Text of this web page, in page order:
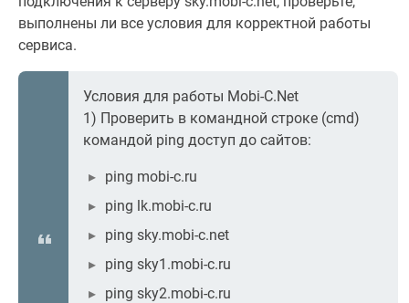
выполнены ли все условия для корректной работы
сервиса.
Условия для работы Mobi-С.Net
1) Проверить в командной строке (cmd)
командой ping доступ до сайтов:
ping mobi-c.ru
ping lk.mobi-c.ru
ping sky.mobi-c.net
ping sky1.mobi-c.ru
ping sky2.mobi-c.ru